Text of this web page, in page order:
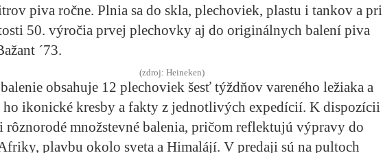
piva ročne. Plnia sa do skla, plechoviek, plastu i tankov a pri
50. výročia prvej plechovky aj do originálnych balení piva
´73.
(zdroj: Heineken)
obsahuje 12 plechoviek šesť týždňov vareného ležiaka a
ho ikonické kresby a fakty z jednotlivých expedícií. K dispozícii
rôznorodé množstevné balenia, pričom reflektujú výpravy do
plavbu okolo sveta a Himalájí. V predaji sú na pultoch